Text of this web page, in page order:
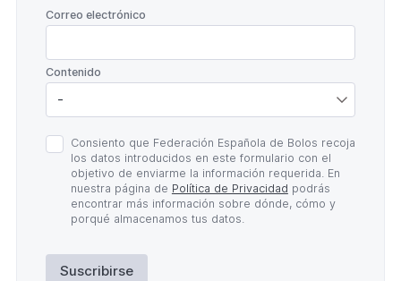
Correo electrónico
Contenido
Política
de
Privacidad
Consiento que Federación Española de Bolos recoja
los datos introducidos en este formulario con el
objetivo de enviarme la información requerida. En
nuestra página de Política de Privacidad podrás
encontrar más información sobre dónde, cómo y
porqué almacenamos tus datos.
Suscribirse